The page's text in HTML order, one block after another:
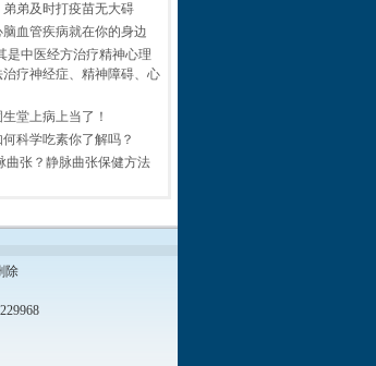
弟及时打疫苗无大碍
血管疾病就在你的身边
是中医经方治疗精神心理
疗神经症、精神障碍、心
堂上病上当了！
科学吃素你了解吗？
曲张？静脉曲张保健方法
除